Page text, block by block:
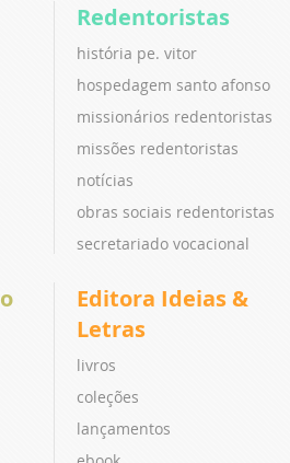
Redentoristas
história pe. vitor
hospedagem santo afonso
missionários redentoristas
missões redentoristas
notícias
obras sociais redentoristas
secretariado vocacional
Editora Ideias &
Letras
livros
coleções
lançamentos